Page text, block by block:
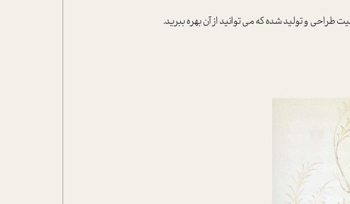
طراحی و تولید شده که می توانید از آن بهره ببرید.